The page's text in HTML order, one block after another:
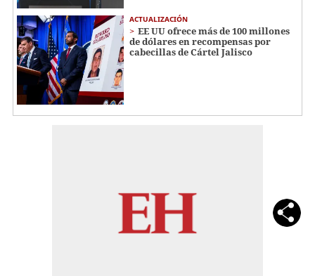
ACTUALIZACIÓN
EE UU ofrece más de 100 millones
de dólares en recompensas por
cabecillas de Cártel Jalisco